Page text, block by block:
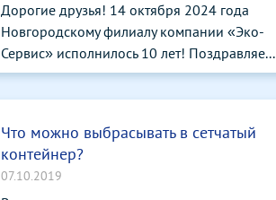
Дорогие друзья! 14 октября 2024 года
Новгородскому филиалу компании «Эко-
Сервис» исполнилось 10 лет! Поздравляе...
Что можно выбрасывать в сетчатый
контейнер?
07.10.2019